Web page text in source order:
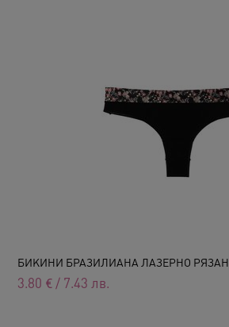
БИКИНИ БРАЗИЛИАНА ЛАЗЕРНО
3.80 € / 7.43 лв.